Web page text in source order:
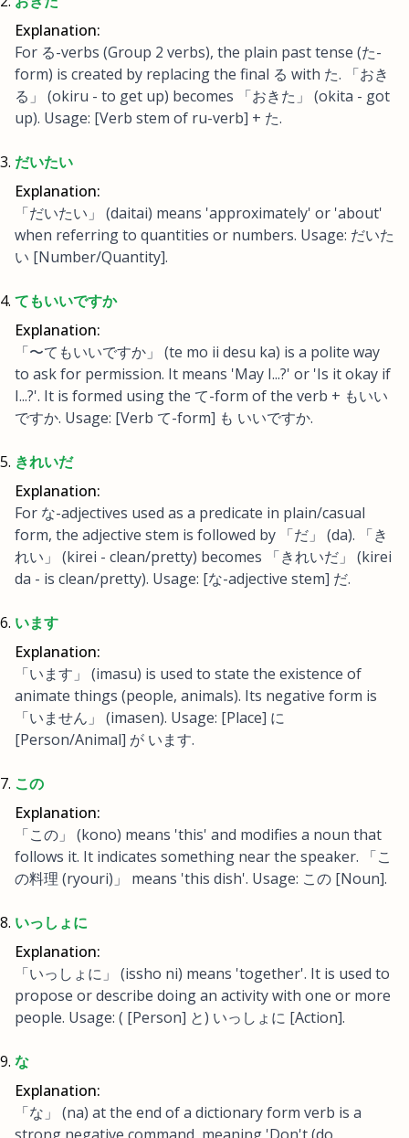
Explanation:
For る-verbs (Group 2 verbs), the plain past tense (た-
form) is created by replacing the final る with た. 「おき
る」 (okiru - to get up) becomes 「おきた」 (okita - got
up). Usage: [Verb stem of ru-verb] + た.
だいたい
Explanation:
「だいたい」 (daitai) means 'approximately' or 'about'
when referring to quantities or numbers. Usage: だいた
い [Number/Quantity].
てもいいですか
Explanation:
「〜てもいいですか」 (te mo ii desu ka) is a polite way
to ask for permission. It means 'May I...?' or 'Is it okay if
I...?'. It is formed using the て-form of the verb + もいい
ですか. Usage: [Verb て-form] も いいですか.
きれいだ
Explanation:
For な-adjectives used as a predicate in plain/casual
form, the adjective stem is followed by 「だ」 (da). 「き
れい」 (kirei - clean/pretty) becomes 「きれいだ」 (kirei
da - is clean/pretty). Usage: [な-adjective stem] だ.
います
Explanation:
「います」 (imasu) is used to state the existence of
animate things (people, animals). Its negative form is
「いません」 (imasen). Usage: [Place] に
[Person/Animal] が います.
この
Explanation:
「この」 (kono) means 'this' and modifies a noun that
follows it. It indicates something near the speaker. 「こ
の料理 (ryouri)」 means 'this dish'. Usage: この [Noun].
いっしょに
Explanation:
「いっしょに」 (issho ni) means 'together'. It is used to
propose or describe doing an activity with one or more
people. Usage: ( [Person] と) いっしょに [Action].
な
Explanation:
「な」 (na) at the end of a dictionary form verb is a